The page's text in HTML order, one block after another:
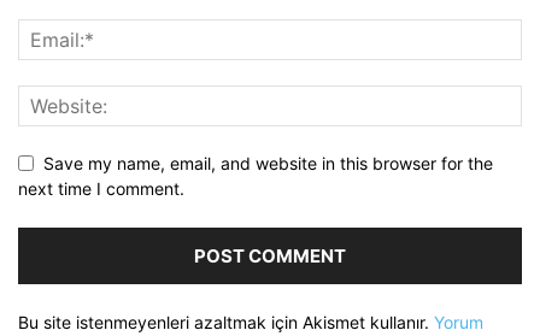
Save my name, email, and website in this browser for the
next time I comment.
Bu site istenmeyenleri azaltmak için Akismet kullanır. Yorum